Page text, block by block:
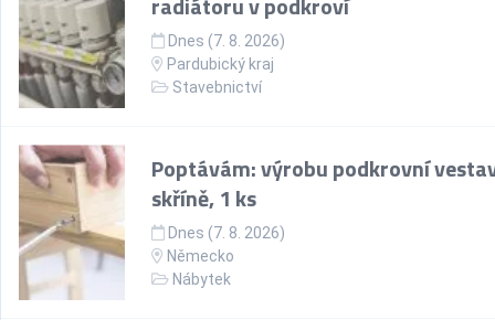
Dnes (7. 8. 2026)
Pardubický kraj
Stavebnictví
Poptávám: výrobu podkrovní
skříně, 1 ks
Dnes (7. 8. 2026)
Německo
Nábytek